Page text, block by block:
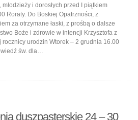
młodzieży i dorosłych przed I piątkiem
Roraty. Do Boskiej Opatrzności, z
za otrzymane łaski, z prośbą o dalsze
Boże i zdrowie w intencji Krzysztofa z
rocznicy urodzin Wtorek – 2 grudnia 16.00
św. dla…
duszpasterskie 24 – 30